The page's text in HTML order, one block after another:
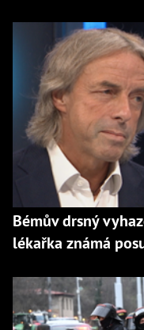
Bémův drsný
lékařka známá